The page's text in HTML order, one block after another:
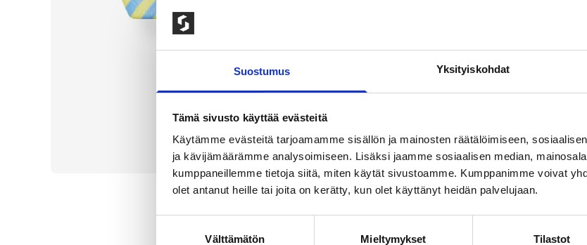
Suostumus Yksityiskohdat
Tämä sivusto käyttää evästeitä
Käytämme evästeitä tarjoamamme sisällön ja mainosten räätälöimiseen,
ja kävijämäärämme analysoimiseen. Lisäksi jaamme sosiaalisen median,
kumppaneillemme tietoja siitä, miten käytät sivustoamme. Kumppanimme voivat
olet antanut heille tai joita on kerätty, kun olet käyttänyt heidän palvelujaan.
Välttämätön Mieltymykset Tilastot